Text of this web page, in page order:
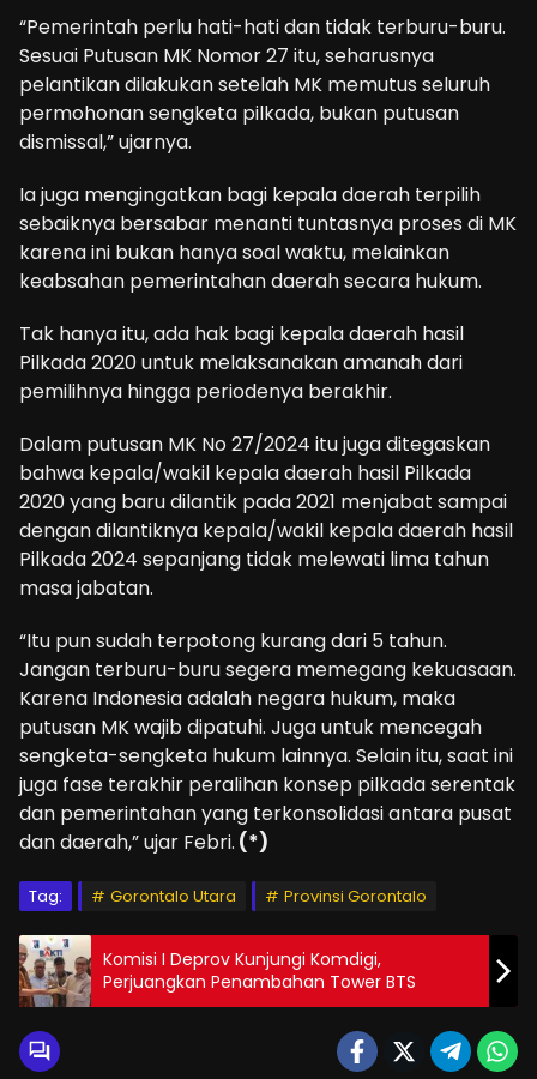
“Pemerintah perlu hati-hati dan tidak terburu-buru.
Sesuai Putusan MK Nomor 27 itu, seharusnya
pelantikan dilakukan setelah MK memutus seluruh
permohonan sengketa pilkada, bukan putusan
dismissal,” ujarnya.
Ia juga mengingatkan bagi kepala daerah terpilih
sebaiknya bersabar menanti tuntasnya proses di MK
karena ini bukan hanya soal waktu, melainkan
keabsahan pemerintahan daerah secara hukum.
Tak hanya itu, ada hak bagi kepala daerah hasil
Pilkada 2020 untuk melaksanakan amanah dari
pemilihnya hingga periodenya berakhir.
Dalam putusan MK No 27/2024 itu juga ditegaskan
bahwa kepala/wakil kepala daerah hasil Pilkada
2020 yang baru dilantik pada 2021 menjabat sampai
dengan dilantiknya kepala/wakil kepala daerah hasil
Pilkada 2024 sepanjang tidak melewati lima tahun
masa jabatan.
“Itu pun sudah terpotong kurang dari 5 tahun.
Jangan terburu-buru segera memegang kekuasaan.
Karena Indonesia adalah negara hukum, maka
putusan MK wajib dipatuhi. Juga untuk mencegah
sengketa-sengketa hukum lainnya. Selain itu, saat ini
juga fase terakhir peralihan konsep pilkada serentak
dan pemerintahan yang terkonsolidasi antara pusat
dan daerah,” ujar Febri. (*)
Tag: Gorontalo Utara Provinsi Gorontalo
Komisi I Deprov Kunjungi Komdigi,
Perjuangkan Penambahan Tower BTS